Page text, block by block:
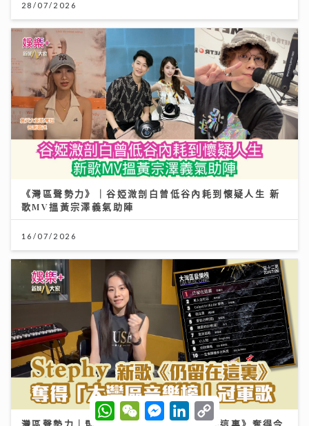
28/07/2026
《灣區聲勢力》｜谷婭溦剖白曾低谷內耗到懷疑人生 新
歌MV搵黃宗澤義氣助陣
16/07/2026
灣區聲勢力｜鄧麗欣Stephy新歌《仍留在這裏》奪得今
W
h
W
e
M
e
L
C
o